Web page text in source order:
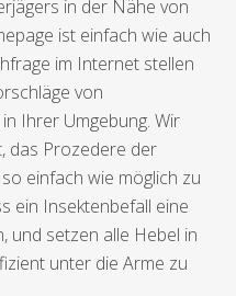
in der Nähe von
ist einfach wie auch
im Internet stellen
von
Ihrer Umgebung. Wir
das Prozedere der
einfach wie möglich zu
ein Insektenbefall eine
und setzen alle Hebel in
unter die Arme zu